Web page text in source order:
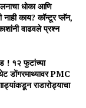
धोका आणि
नाही काय? कॉन्टूर प्लॅन,
वाढवले प्रश्न
! १२ फुटांच्या
डोंगरमाथ्यावर PMC
राडारोड्याचा